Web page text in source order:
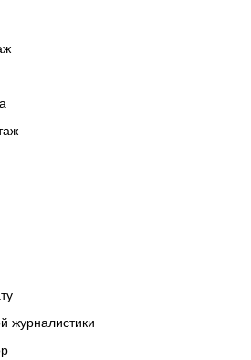
журналистики